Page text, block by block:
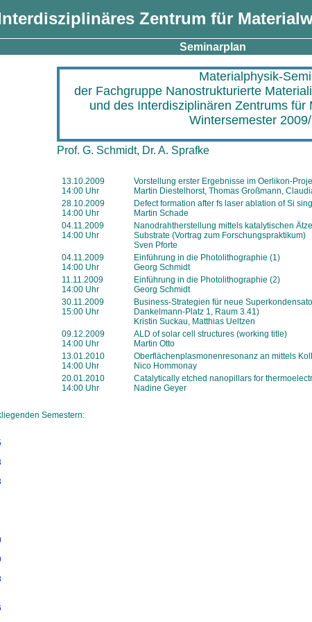
Zentrum für
Seminarplan
Materialphysik-
der Fachgruppe Nanostrukturierte
und des Interdisziplinären Zentrums für
Wintersemester
Prof. G. Schmidt, Dr. A. Sprafke
13.10.2009
14:00 Uhr
Vorstellung erster Ergebnisse im Oerlikon-
Martin Diestelhorst, Thomas Großmann,
28.10.2009
14:00 Uhr
Defect formation after fs laser ablation of Si
Martin Schade
04.11.2009
14:00 Uhr
Nanodrahtherstellung mittels katalytischen
Substrate (Vortrag zum Forschungspraktikum)
Sven Pforte
04.11.2009
14:00 Uhr
Einführung in die Photolithographie (1)
Georg Schmidt
11.11.2009
14:00 Uhr
Einführung in die Photolithographie (2)
Georg Schmidt
30.11.2009
15:00 Uhr
Business-Strategien für neue
Dankelmann-Platz 1, Raum 3.41)
Kristin Suckau, Matthias Ueltzen
09.12.2009
14:00 Uhr
ALD of solar cell structures (working title)
Martin Otto
13.01.2010
14:00 Uhr
Oberflächenplasmonenresonanz an mittels
Nico Hommonay
20.01.2010
14:00 Uhr
Catalytically etched nanopillars for
Nadine Geyer
Semestern: